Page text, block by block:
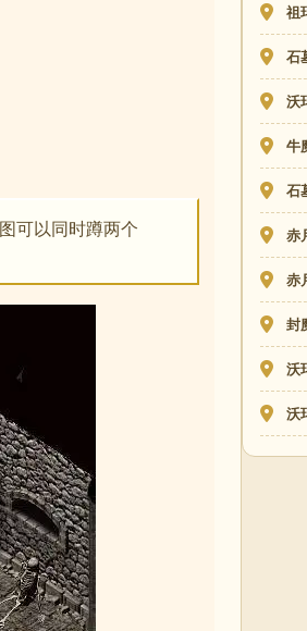
可以同时蹲两个
祖
石
沃
牛
石
赤
赤
封
沃
沃